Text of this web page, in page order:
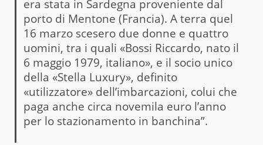
era stata in Sardegna proveniente dal
porto di Mentone (Francia). A terra quel
16 marzo scesero due donne e quattro
uomini, tra i quali «Bossi Riccardo, nato il
6 maggio 1979, italiano», e il socio unico
della «Stella Luxury», definito
«utilizzatore» dell’imbarcazioni, colui che
paga anche circa novemila euro l’anno
per lo stazionamento in banchina”.